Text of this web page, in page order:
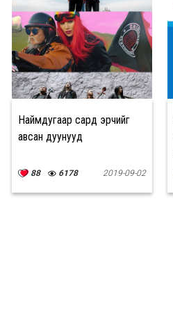
Наймдугаар сард эрчийг
авсан дуунууд
88 6178 2019-09-02